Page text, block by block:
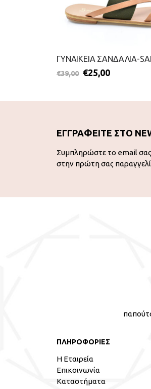
€39,00 €25,00
ΕΓΓΡΑΦΕΙΤΕ ΣΤΟ
Συμπληρώστε το email
στην πρώτη σας
ΠΛΗΡΟΦΟΡΙΕΣ
Η Εταιρεία
Επικοινωνία
Καταστήματα